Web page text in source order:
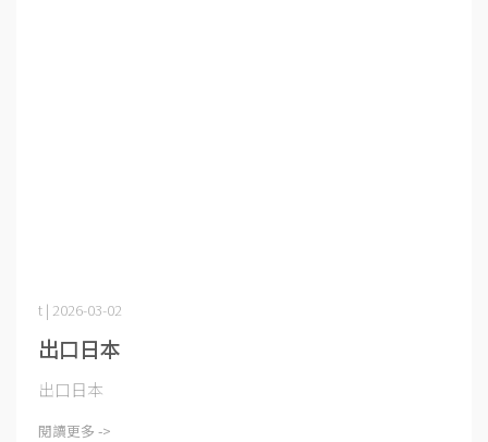
出口日本
t | 2026-03-02
出口日本
閱讀更多 ->